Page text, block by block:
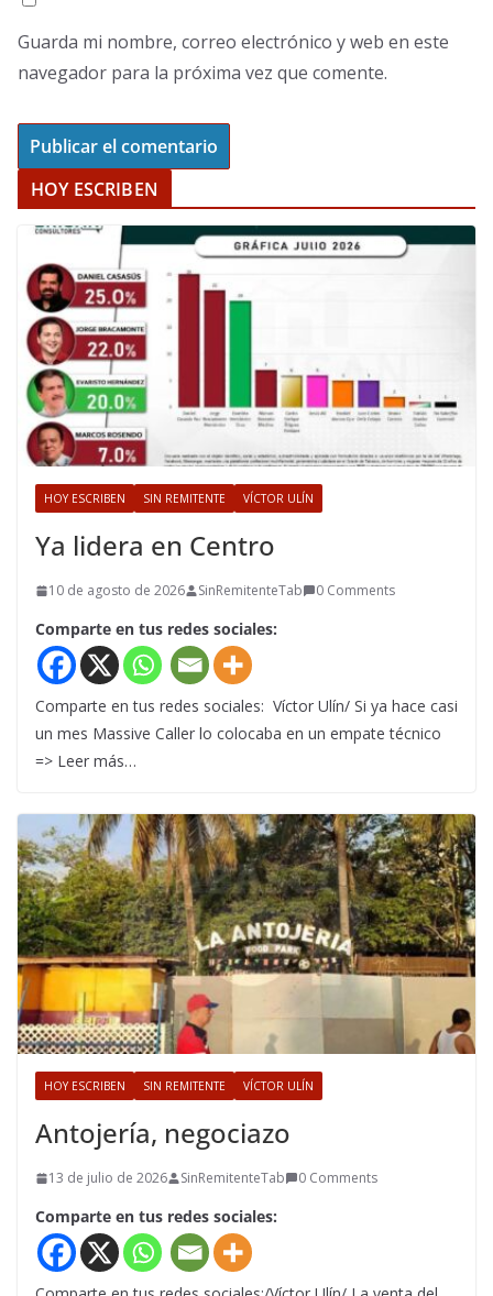
Guarda mi nombre, correo electrónico y web en este
navegador para la próxima vez que comente.
HOY ESCRIBEN
HOY ESCRIBEN SIN REMITENTE VÍCTOR ULÍN
Ya lidera en Centro
10 de agosto de 2026 SinRemitenteTab 0 Comments
Comparte en tus redes sociales:
Comparte en tus redes sociales: Víctor Ulín/ Si ya hace casi
un mes Massive Caller lo colocaba en un empate técnico
=> Leer más…
HOY ESCRIBEN SIN REMITENTE VÍCTOR ULÍN
Antojería, negociazo
13 de julio de 2026 SinRemitenteTab 0 Comments
Comparte en tus redes sociales: